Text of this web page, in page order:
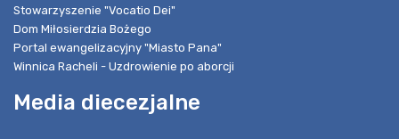
Stowarzyszenie "Vocatio Dei"
Dom Miłosierdzia Bożego
Portal ewangelizacyjny "Miasto Pana"
Winnica Racheli - Uzdrowienie po aborcji
Media diecezjalne